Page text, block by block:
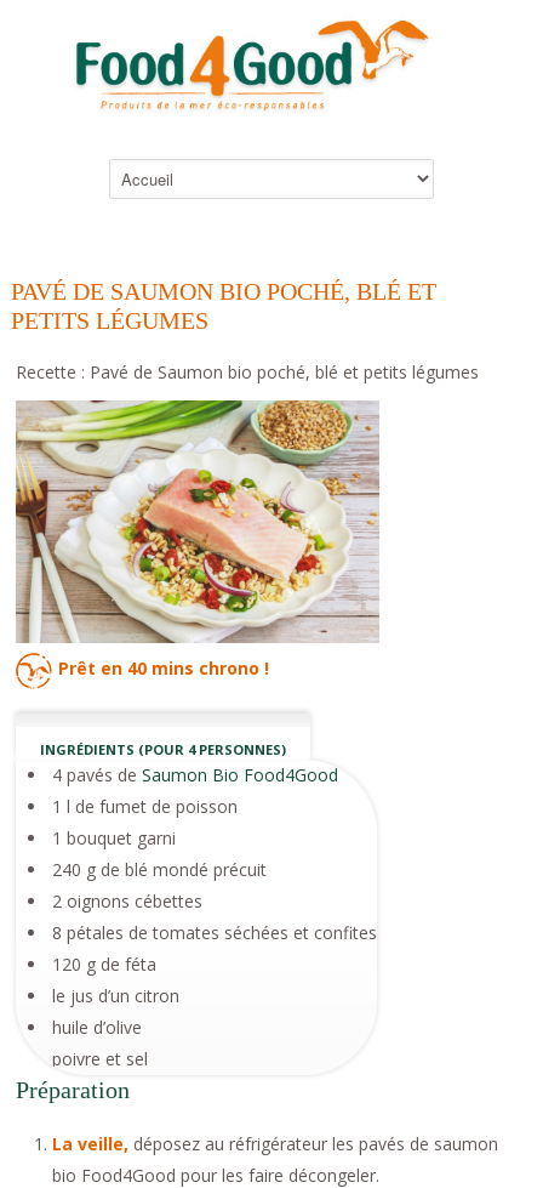
PAVÉ DE SAUMON BIO POCHÉ, BLÉ ET
PETITS LÉGUMES
Recette : Pavé de Saumon bio poché, blé et petits légumes
Prêt en 40 mins chrono !
INGRÉDIENTS (POUR 4 PERSONNES)
4 pavés deSaumon Bio Food4Good
1 l de fumet de poisson
1 bouquet garni
240 g de blé mondé précuit
2 oignons cébettes
8 pétales de tomates séchées et confites
120 g de féta
le jus d’un citron
huile d’olive
poivre et sel
Préparation
La veille, déposez au réfrigérateur les pavés de saumon
bio Food4Good pour les faire décongeler.